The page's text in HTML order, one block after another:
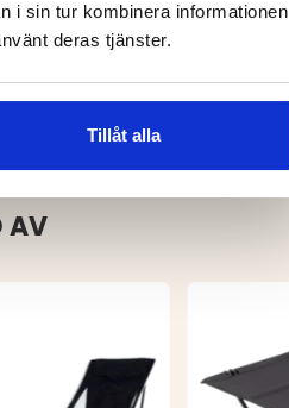
i sin tur kombinera informationen
deras tjänster.
Tillåt alla
AV